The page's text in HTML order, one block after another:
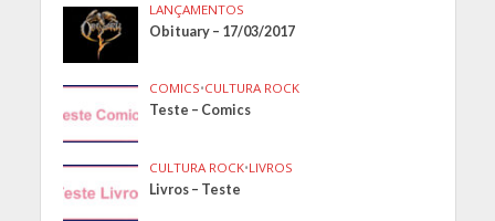
LANÇAMENTOS
Obituary – 17/03/2017
COMICS•CULTURA ROCK
Teste – Comics
CULTURA ROCK•LIVROS
Livros – Teste